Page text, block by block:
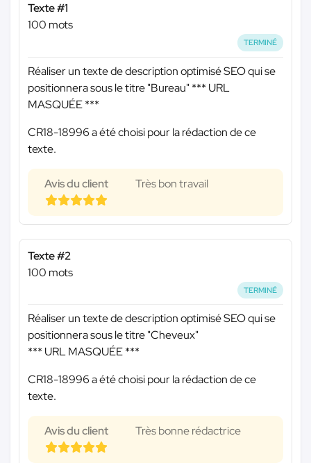
Texte #1
100 mots
TERMINÉ
Réaliser un texte de description optimisé SEO qui se
positionnera sous le titre "Bureau"*** URL
MASQUÉE ***
CR18-18996 a été choisi pour la rédaction de ce
texte.
Avis du client Très bon travail
Texte #2
100 mots
TERMINÉ
Réaliser un texte de description optimisé SEO qui se
positionnera sous le titre "Cheveux"
*** URL MASQUÉE ***
CR18-18996 a été choisi pour la rédaction de ce
texte.
Avis du client Très bonne rédactrice